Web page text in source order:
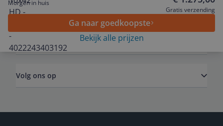
Morgen in huis
Gratis verzending
Ga naar goedkoopste
Bekijk alle prijzen
Algemeen
Volg ons op